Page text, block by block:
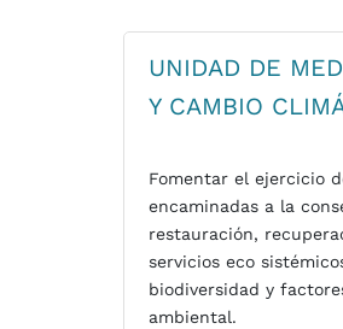
UNIDAD DE
Y CAMBIO
Fomentar el ejercicio
encaminadas a la
restauración,
servicios eco
biodiversidad y
ambiental.